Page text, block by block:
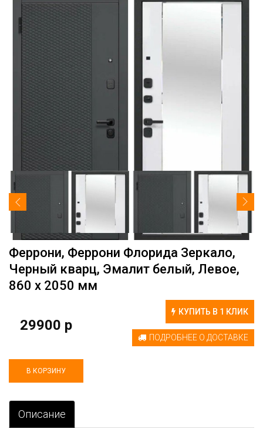
Феррони, Феррони Флорида Зеркало,
Черный кварц, Эмалит белый, Левое,
860 х 2050 мм
29900 р
КУПИТЬ В 1 КЛИК
ПОДРОБНЕЕ О ДОСТАВКЕ
Описание